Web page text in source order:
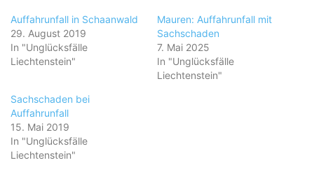
Auffahrunfall in Schaanwald
29. August 2019
In "Unglücksfälle
Liechtenstein"
Mauren: Auffahrunfall mit
Sachschaden
7. Mai 2025
In "Unglücksfälle
Liechtenstein"
Sachschaden bei
Auffahrunfall
15. Mai 2019
In "Unglücksfälle
Liechtenstein"